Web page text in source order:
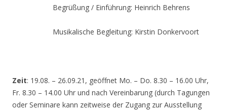
Begrüßung / Einführung: Heinrich Behrens
Musikalische Begleitung: Kirstin Donkervoort
Zeit: 19.08. – 26.09.21, geöffnet Mo. – Do. 8.30 – 16.00 Uhr,
Fr. 8.30 – 14.00 Uhr und nach Vereinbarung (durch Tagungen
oder Seminare kann zeitweise der Zugang zur Ausstellung